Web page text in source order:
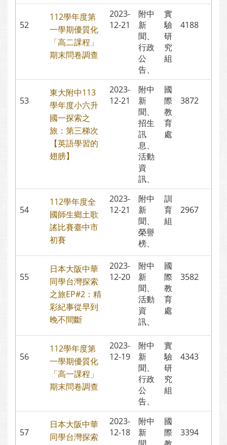
52
112學年度第
一學期優質化
「高二課程」
期末問卷調查
2023-
12-21
附中
新
聞、
行政
公
告、
實
驗
研
究
組
4188
53
東大附中113
學年度小六升
國一探索之
旅：第三梯次
【英語學習的
翅膀】
2023-
12-21
附中
新
聞、
招生
訊
息、
活動
資
訊、
國
際
教
育
處
3872
54
112學年度全
國師生鄉土歌
謠比賽臺中市
初賽
2023-
12-21
附中
新
聞、
榮譽
榜、
訓
育
組
2967
55
日本大阪中華
同學台灣探索
之旅EP#2：精
彩紀事從早到
晚不間斷
2023-
12-20
附中
新
聞、
活動
資
訊、
國
際
教
育
處
3582
56
112學年度第
一學期優質化
「高一課程」
期末問卷調查
2023-
12-19
附中
新
聞、
行政
公
告、
實
驗
研
究
組
4343
57
日本大阪中華
同學台灣探索
2023-
12-18
附中
新
國
際
3394